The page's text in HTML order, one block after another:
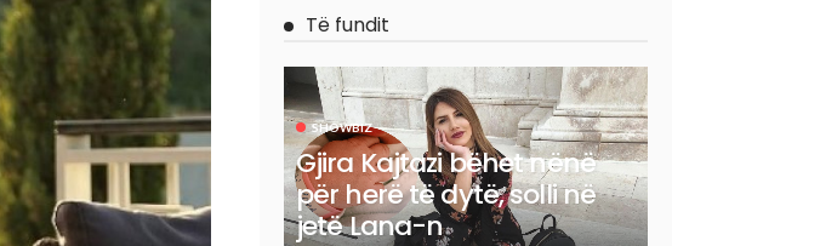
Të fundit
SHOWBIZ
Gjira Kajtazi bëhet nënë
për herë të dytë, solli në
jetë Lana-n